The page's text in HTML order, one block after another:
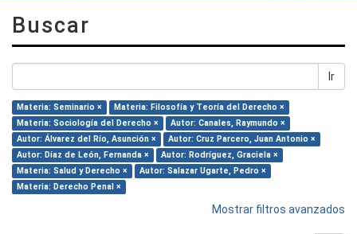
Buscar
Ir
Materia: Seminario ×
Materia: Filosofía y Teoría del Derecho ×
Materia: Sociología del Derecho ×
Autor: Canales, Raymundo ×
Autor: Álvarez del Río, Asunción ×
Autor: Cruz Parcero, Juan Antonio ×
Autor: Díaz de León, Fernanda ×
Autor: Rodríguez, Graciela ×
Materia: Salud y Derecho ×
Autor: Salazar Ugarte, Pedro ×
Materia: Derecho Penal ×
Mostrar filtros avanzados